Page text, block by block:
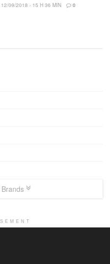
12/09/2018 - 15 H 36 MIN 0